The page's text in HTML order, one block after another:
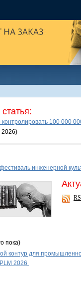
контролировать 100 000
)
инженерной
пока)
контур для
2026